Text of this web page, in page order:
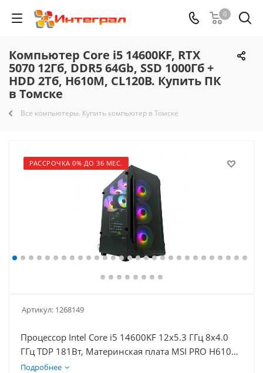
0
Компьютер Core i5 14600KF, RTX
5070 12Гб, DDR5 64Gb, SSD 1000Гб +
HDD 2Тб, H610M, CL120B. Купить ПК
в Томске
Все компьютеры. Купить компьютер в Томске
РАССРОЧКА 0% ДО 36 МЕС.
Артикул: 1268149
Процессор Intel Core i5 14600KF 12x5.3 ГГц 8x4.0
ГГц TDP 181Вт, Материнская плата MSI PRO H610M-
E D5, Видеокарта RTX 5070 12Гб, Память
Подробнее